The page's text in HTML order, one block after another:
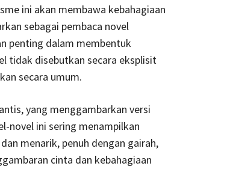
ini akan membawa kebahagiaan
sebagai pembaca novel
penting dalam membentuk
tidak disebutkan secara eksplisit
secara umum.
yang menggambarkan versi
novel ini sering menampilkan
menarik, penuh dengan gairah,
cinta dan kebahagiaan